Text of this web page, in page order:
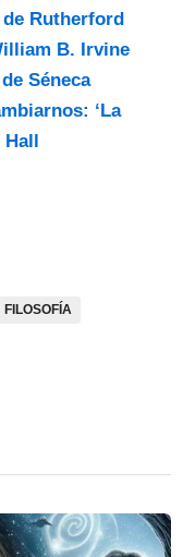
Rutherford
B. Irvine
Séneca
‘La
Hall
FILOSOFÍA